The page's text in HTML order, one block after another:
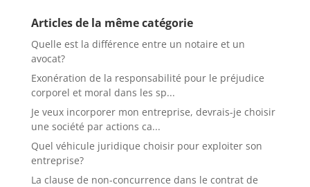
Articles de la même catégorie
Quelle est la différence entre un notaire et un
avocat?
Exonération de la responsabilité pour le préjudice
corporel et moral dans les sp...
Je veux incorporer mon entreprise, devrais-je choisir
une société par actions ca...
Quel véhicule juridique choisir pour exploiter son
entreprise?
La clause de non-concurrence dans le contrat de